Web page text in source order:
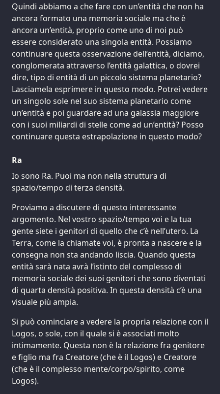
Quindi abbiamo a che fare con un’entità che non ha
ancora formato una memoria sociale ma che è
ancora un’entità, proprio come uno di noi può
essere considerato una singola entità. Possiamo
continuare questa osservazione dell’entità, diciamo,
conglomerata attraverso l’entità galattica, o dovrei
dire, tipo di entità di un piccolo sistema planetario?
Lasciamela esprimere in questo modo. Potrei vedere
un singolo sole nel suo sistema planetario come
un’entità e poi guardare ad una galassia maggiore
con i suoi miliardi di stelle come ad un’entità? Posso
continuare questa estrapolazione in questo modo?
Ra
Io sono Ra. Puoi ma non nella struttura di
spazio/tempo di terza densità.
Proviamo a discutere di questo interessante
argomento. Nel vostro spazio/tempo voi e la tua
gente siete i genitori di quello che c’è nell’utero. La
Terra, come la chiamate voi, è pronta a nascere e la
consegna non sta andando liscia. Quando questa
entità sarà nata avrà l’istinto del complesso di
memoria sociale dei suoi genitori che sono diventati
di quarta densità positiva. In questa densità c’è una
visuale più ampia.
Si può cominciare a vedere la propria relazione con il
Logos, o sole, con il quale si è associati molto
intimamente. Questa non è la relazione fra genitore
e figlio ma fra Creatore (che è il Logos) e Creatore
(che è il complesso mente/corpo/spirito, come
Logos).